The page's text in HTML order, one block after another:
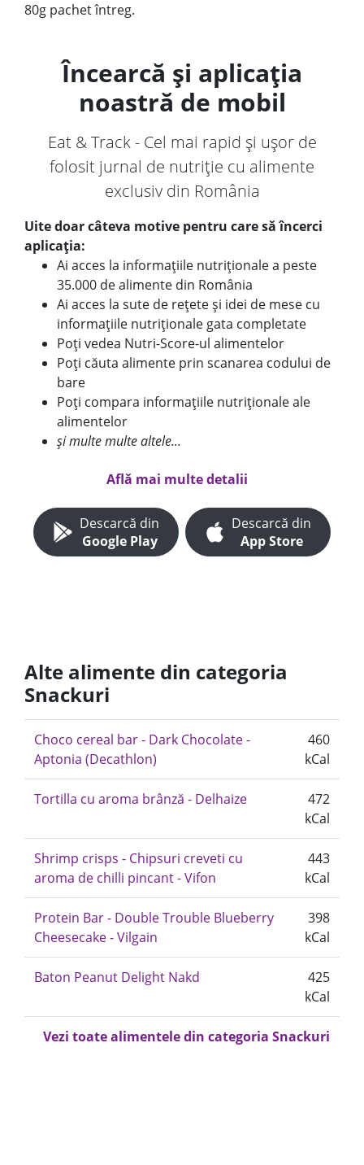
80g pachet întreg.
Încearcă și aplicația
noastră de mobil
Eat & Track - Cel mai rapid și ușor de
folosit jurnal de nutriție cu alimente
exclusiv din România
Uite doar câteva motive pentru care să încerci
aplicația:
Ai acces la informațiile nutriționale a peste
35.000 de alimente din România
Ai acces la sute de rețete și idei de mese cu
informațiile nutriționale gata completate
Poți vedea Nutri-Score-ul alimentelor
Poți căuta alimente prin scanarea codului de
bare
Poți compara informațiile nutriționale ale
alimentelor
și multe multe altele...
Află mai multe detalii
Descarcă din
Google Play
Descarcă din
App Store
Alte alimente din categoria
Snackuri
Choco cereal bar - Dark Chocolate -
Aptonia (Decathlon)
460
kCal
Tortilla cu aroma brânză - Delhaize
472
kCal
Shrimp crisps - Chipsuri creveti cu
aroma de chilli pincant - Vifon
443
kCal
Protein Bar - Double Trouble Blueberry
Cheesecake - Vilgain
398
kCal
Baton Peanut Delight Nakd
425
kCal
Vezi toate alimentele din categoria Snackuri